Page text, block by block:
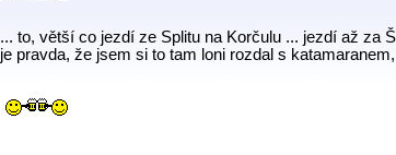
... to, větší co jezdí ze Splitu na Korčulu ... jezdí až za
je pravda, že jsem si to tam loni rozdal s